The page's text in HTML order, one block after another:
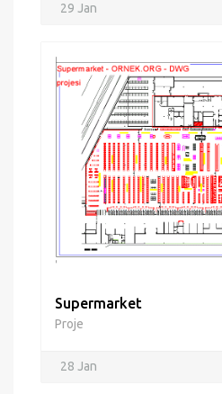
29 Jan
Supermarket
Proje
28 Jan